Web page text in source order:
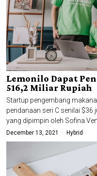
Lemonilo Dapat
516,2 Miliar Rupiah
Startup pengembang
pendanaan seri C senilai $36
yang dipimpin oleh Sofina
December 13, 2021 Hybrid